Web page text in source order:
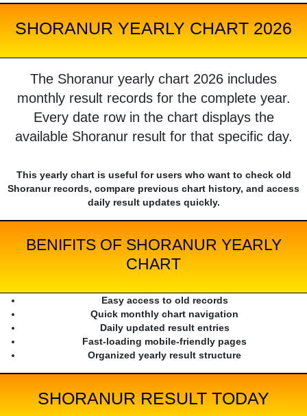
SHORANUR YEARLY CHART 2026
The Shoranur yearly chart 2026 includes
monthly result records for the complete year.
Every date row in the chart displays the
available Shoranur result for that specific day.
This yearly chart is useful for users who want to check old
Shoranur records, compare previous chart history, and access
daily result updates quickly.
BENIFITS OF SHORANUR YEARLY
CHART
Easy access to old records
Quick monthly chart navigation
Daily updated result entries
Fast-loading mobile-friendly pages
Organized yearly result structure
SHORANUR RESULT TODAY